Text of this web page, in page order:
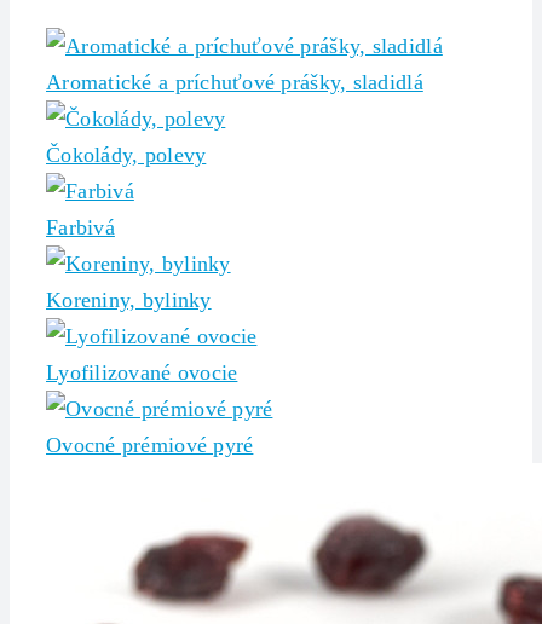
Aromatické a príchuťové prášky, sladidlá
Čokolády, polevy
Farbivá
Koreniny, bylinky
Lyofilizované ovocie
Ovocné prémiové pyré